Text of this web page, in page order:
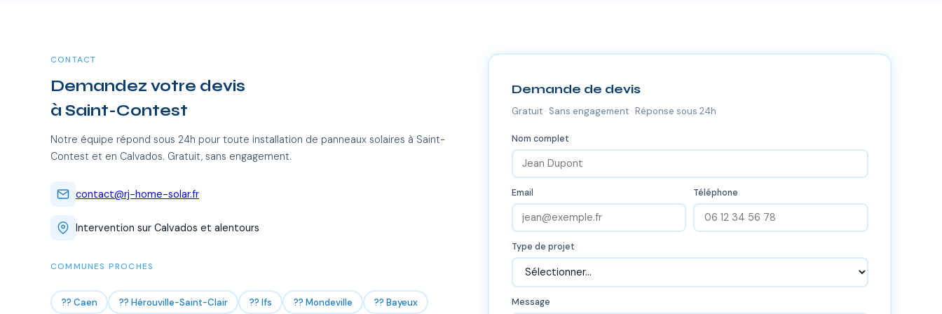
CONTACT
Demandez votre devis
à Saint-Contest
Notre équipe répond sous 24h pour toute installation de panneaux solaires à Saint-
Contest et en Calvados. Gratuit, sans engagement.
contact@rj-home-solar.fr
Intervention sur Calvados et alentours
COMMUNES PROCHES
?? Caen ?? Hérouville-Saint-Clair ?? Ifs ?? Mondeville ?? Bayeux
Demande de devis
Gratuit · Sans engagement · Réponse sous 24h
Nom complet
Email Téléphone
Type de projet
Message